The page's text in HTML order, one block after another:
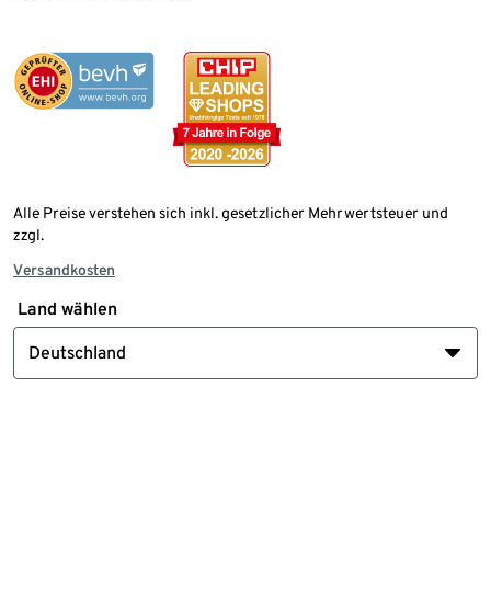
Alle Preise verstehen sich inkl. gesetzlicher Mehrwertsteuer und
zzgl.
Versandkosten
Land wählen
Deutschland